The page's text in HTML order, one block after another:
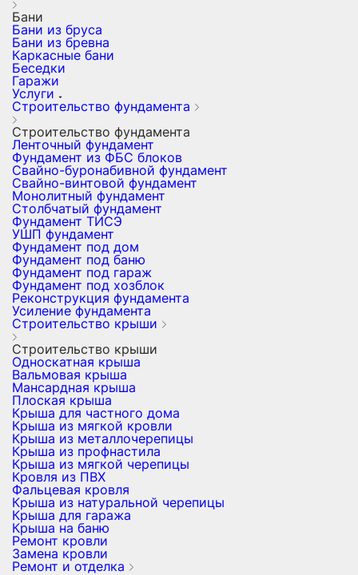
Бани
Бани из бруса
Бани из бревна
Каркасные бани
Беседки
Гаражи
Услуги
Строительство фундамента
Строительство фундамента
Ленточный фундамент
Фундамент из ФБС блоков
Свайно-буронабивной фундамент
Свайно-винтовой фундамент
Монолитный фундамент
Столбчатый фундамент
Фундамент ТИСЭ
УШП фундамент
Фундамент под дом
Фундамент под баню
Фундамент под гараж
Фундамент под хозблок
Реконструкция фундамента
Усиление фундамента
Строительство крыши
Строительство крыши
Односкатная крыша
Вальмовая крыша
Мансардная крыша
Плоская крыша
Крыша для частного дома
Крыша из мягкой кровли
Крыша из металлочерепицы
Крыша из профнастила
Крыша из мягкой черепицы
Кровля из ПВХ
Фальцевая кровля
Крыша из натуральной черепицы
Крыша для гаража
Крыша на баню
Ремонт кровли
Замена кровли
Ремонт и отделка